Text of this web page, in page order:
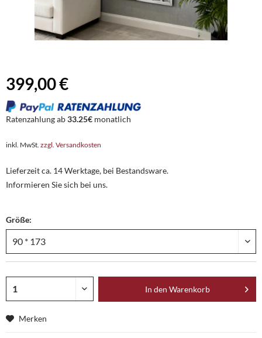
399,00 €
Ratenzahlung ab33.25€ monatlich
inkl. MwSt. zzgl. Versandkosten
Lieferzeit ca. 14 Werktage, bei Bestandsware.
Informieren Sie sich bei uns.
Größe:
In den Warenkorb
Merken